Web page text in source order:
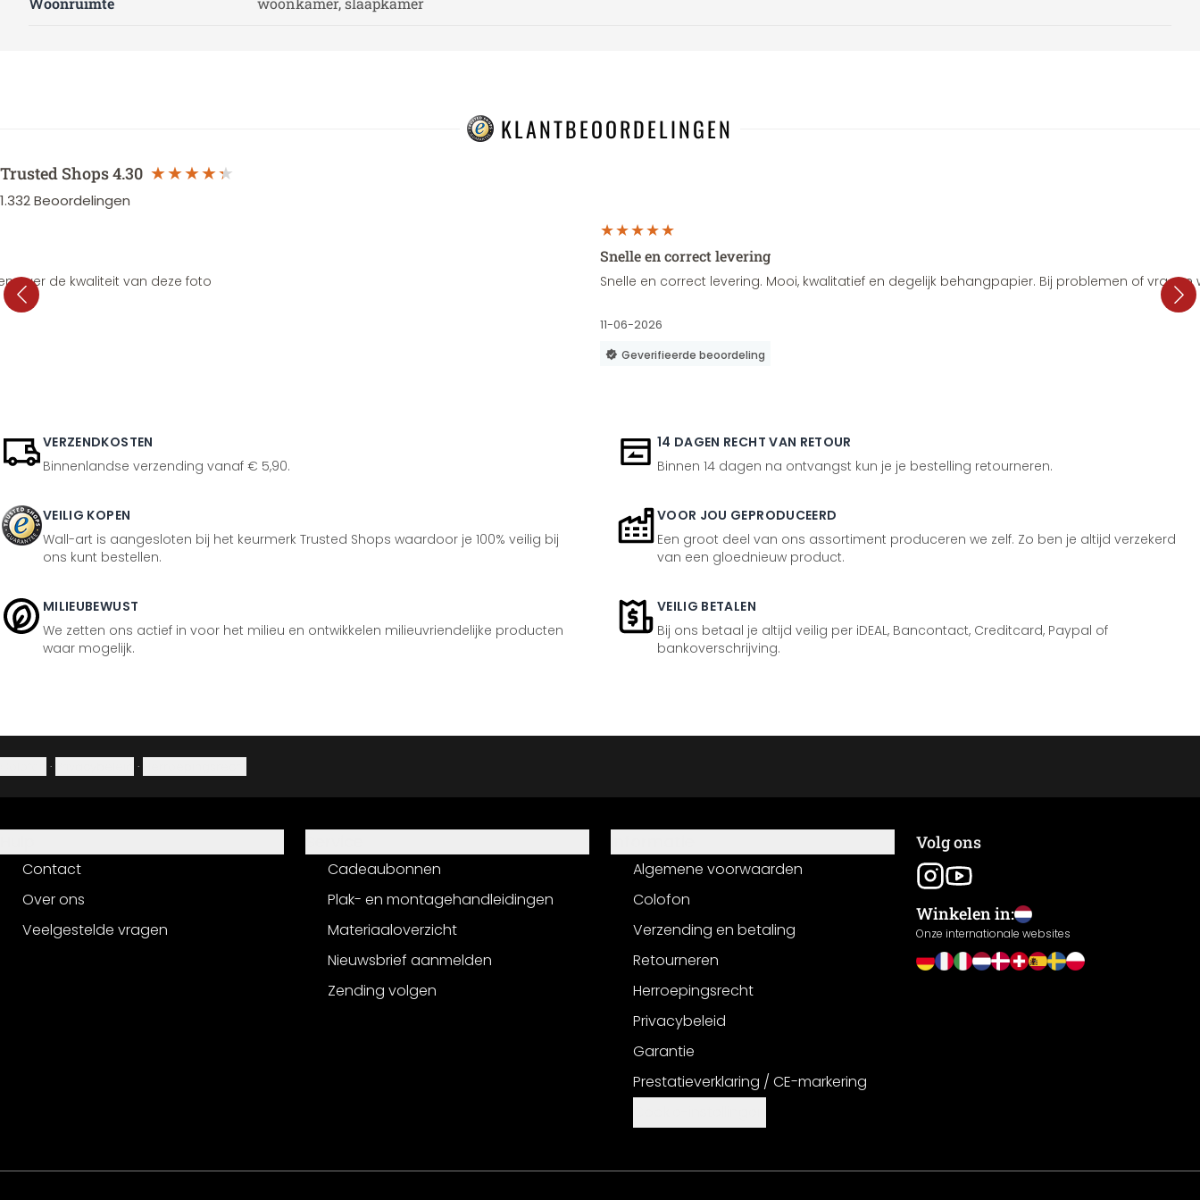
KLANTBEOORDELINGEN
Trusted Shops4.30
1.332Beoordelingen
over de kwaliteit van deze foto
Snelle en correct levering
Snelle en correct levering. Mooi, kwalitatief en degelijk behangpapier. Bij problemen of
11-06-2026
Geverifieerde beoordeling
VERZENDKOSTEN
Binnenlandse verzending vanaf € 5,90.
14 DAGEN RECHT VAN RETOUR
Binnen 14 dagen na ontvangst kun je je bestelling retourneren.
VEILIG KOPEN
Wall-art is aangesloten bij het keurmerk Trusted Shops waardoor je 100% veilig bij
ons kunt bestellen.
VOOR JOU GEPRODUCEERD
Een groot deel van ons assortiment produceren we zelf. Zo ben je altijd verzekerd
van een gloednieuw product.
MILIEUBEWUST
We zetten ons actief in voor het milieu en ontwikkelen milieuvriendelijke producten
waar mogelijk.
VEILIG BETALEN
Bij ons betaal je altijd veilig per iDEAL, Bancontact, Creditcard, Paypal of
bankoverschrijving.
· ·
Contact
Over ons
Veelgestelde vragen
Cadeaubonnen
Plak- en montagehandleidingen
Materiaaloverzicht
Nieuwsbrief aanmelden
Zending volgen
Algemene voorwaarden
Colofon
Verzending en betaling
Retourneren
Herroepingsrecht
Privacybeleid
Garantie
Prestatieverklaring / CE-markering
Volg ons
Winkelen in:
Onze internationale websites